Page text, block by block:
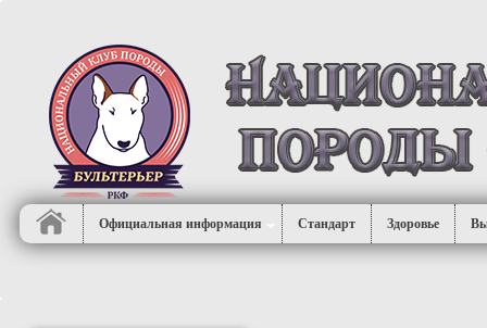
Официальная информация Стандарт Здоровье